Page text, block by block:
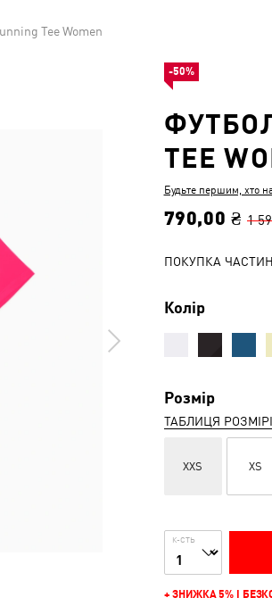
Tee Women
TEE
Будьте першим, хто
790,00 ₴ 1
ПОКУПКА
Колір
Розмір
ТАБЛИЦЯ
XXS XS
К-СТЬ
+ ЗНИЖКА 5% І
-50%